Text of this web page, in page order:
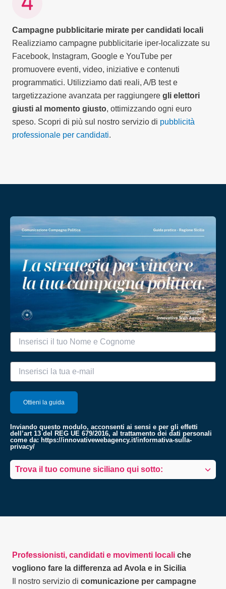
Campagne pubblicitarie mirate per candidati locali
Realizziamo campagne pubblicitarie iper-localizzate su
Facebook, Instagram, Google e YouTube per
promuovere eventi, video, iniziative e contenuti
programmatici. Utilizziamo dati reali, A/B test e
targetizzazione avanzata per raggiungere gli elettori
giusti al momento giusto, ottimizzando ogni euro
speso. Scopri di più sul nostro servizio di pubblicità
professionale per candidati.
Inviando questo modulo, acconsenti ai sensi e per gli effetti
dell’art 13 del REG UE 679/2016, al trattamento dei dati personali
come da: https://innovativewebagency.it/informativa-sulla-
privacy/
Trova il tuo comune siciliano qui sotto:
Professionisti, candidati e movimenti locali che
vogliono fare la differenza ad Avola e in Sicilia
Il nostro servizio di comunicazione per campagne